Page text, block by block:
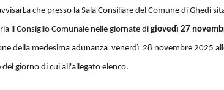
che presso la Sala Consiliare del Comune di Ghedi
il Consiglio Comunale nelle giornate di giovedì 27
della medesima adunanza venerdì 28 novembre 2025
giorno di cui all'allegato elenco.